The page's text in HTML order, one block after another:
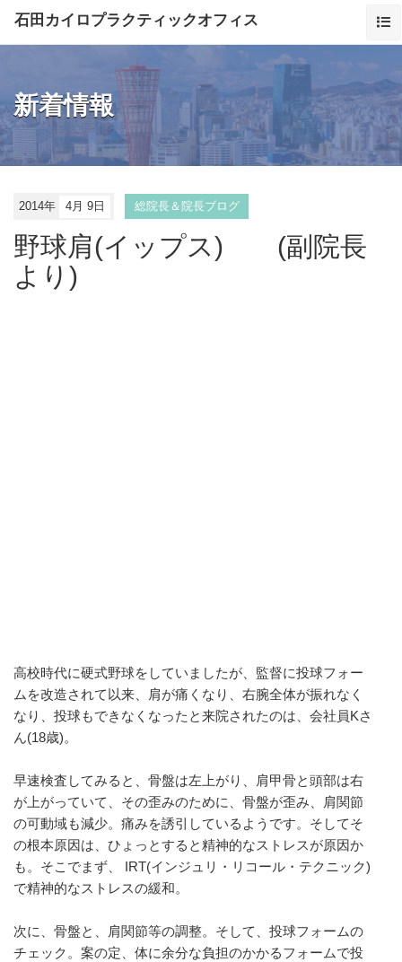
石田カイロプラクティックオフィス
新着情報
2014年 4月 9日 総院長＆院長ブログ
野球肩(イップス) (副院長
より)
高校時代に硬式野球をしていましたが、監督に投球フォー
ムを改造されて以来、肩が痛くなり、右腕全体が振れなく
なり、投球もできなくなったと来院されたのは、会社員Kさ
ん(18歳)。
早速検査してみると、骨盤は左上がり、肩甲骨と頭部は右
が上がっていて、その歪みのために、骨盤が歪み、肩関節
の可動域も減少。痛みを誘引しているようです。そしてそ
の根本原因は、ひょっとすると精神的なストレスが原因か
も。そこでまず、 IRT(インジュリ・リコール・テクニック)
で精神的なストレスの緩和。
次に、骨盤と、肩関節等の調整。そして、投球フォームの
チェック。案の定、体に余分な負担のかかるフォームで投